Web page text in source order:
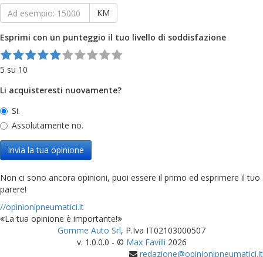
KM
Esprimi con un punteggio il tuo livello di soddisfazione
5 su 10
Li acquisteresti nuovamente?
Si.
Assolutamente no.
Invia la tua opinione
Non ci sono ancora opinioni, puoi essere il primo ed esprimere il tuo
parere!
//opinionipneumatici.it
La tua opinione è importante!
Gomme Auto Srl, P.Iva IT02103000507
v. 1.0.0.0 - © Max Favilli 2026
redazione@opinionipneumatici.it